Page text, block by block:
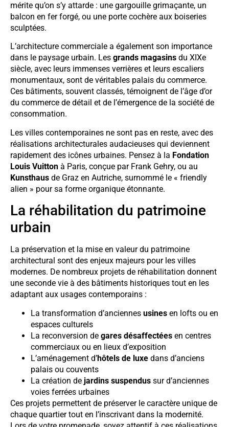
mérite qu’on s’y attarde : une gargouille grimaçante, un
balcon en fer forgé, ou une porte cochère aux boiseries
sculptées.
L’architecture commerciale a également son importance
dans le paysage urbain. Les grands magasins du XIXe
siècle, avec leurs immenses verrières et leurs escaliers
monumentaux, sont de véritables palais du commerce.
Ces bâtiments, souvent classés, témoignent de l’âge d’or
du commerce de détail et de l’émergence de la société de
consommation.
Les villes contemporaines ne sont pas en reste, avec des
réalisations architecturales audacieuses qui deviennent
rapidement des icônes urbaines. Pensez à la Fondation
Louis Vuitton à Paris, conçue par Frank Gehry, ou au
Kunsthaus de Graz en Autriche, surnommé le « friendly
alien » pour sa forme organique étonnante.
La réhabilitation du patrimoine
urbain
La préservation et la mise en valeur du patrimoine
architectural sont des enjeux majeurs pour les villes
modernes. De nombreux projets de réhabilitation donnent
une seconde vie à des bâtiments historiques tout en les
adaptant aux usages contemporains :
La transformation d’anciennes usines en lofts ou en
espaces culturels
La reconversion de gares désaffectées en centres
commerciaux ou en lieux d’exposition
L’aménagement d’hôtels de luxe dans d’anciens
palais ou couvents
La création de jardins suspendus sur d’anciennes
voies ferrées urbaines
Ces projets permettent de préserver le caractère unique de
chaque quartier tout en l’inscrivant dans la modernité.